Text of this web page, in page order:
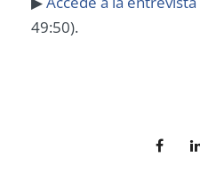
49:50).